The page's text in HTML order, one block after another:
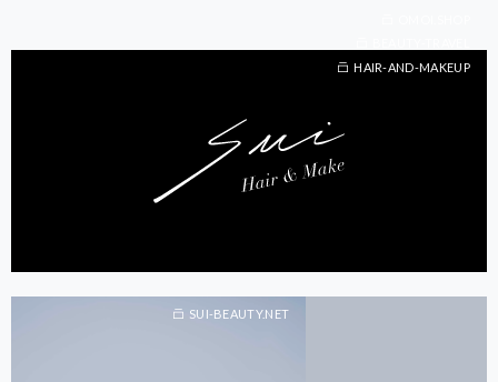
HAIR-AND-MAKEUP
SUI-BEAUTY.NET